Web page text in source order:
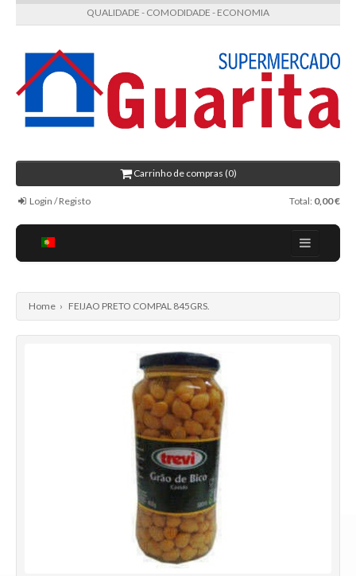
QUALIDADE - COMODIDADE - ECONOMIA
Carrinho de compras (0)
Login / Registo Total: 0,00 €
Receitas
Contactos
Home › FEIJAO PRETO COMPAL 845GRS.